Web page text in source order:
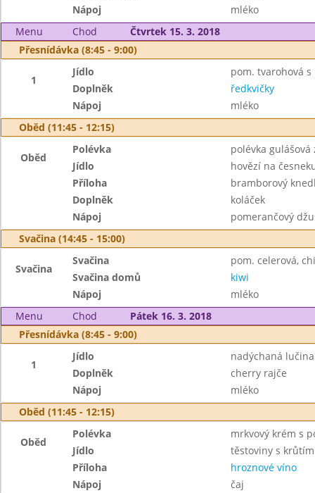
Nápoj
mléko
Menu
Chod
Čtvrtek 15. 3. 2018
Přesnídávka (8:45 - 9:00)
1
Jídlo
pom. tvarohová s
Doplněk
ředkvičky
Nápoj
mléko
Oběd (11:45 - 12:15)
Oběd
Polévka
polévka
Jídlo
hovězí na
Příloha
bramborový
Doplněk
koláček
Nápoj
pomerančový
Svačina (14:45 - 15:00)
Svačina
Svačina
pom. celerová,
Svačina domů
kiwi
Nápoj
mléko
Menu
Chod
Pátek 16. 3. 2018
Přesnídávka (8:45 - 9:00)
1
Jídlo
nadýchaná
Doplněk
cherry rajče
Nápoj
mléko
Oběd (11:45 - 12:15)
Oběd
Polévka
mrkvový krém s
Jídlo
těstoviny s
Příloha
hroznové víno
Nápoj
čaj